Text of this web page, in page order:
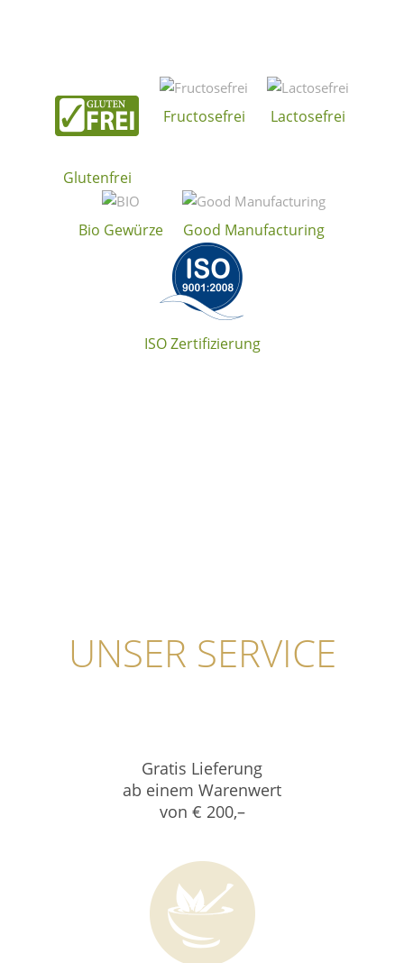
Glutenfrei
Fructosefrei Lactosefrei
Bio Gewürze Good Manufacturing
ISO Zertifizierung
UNSER SERVICE
Gratis Lieferung
ab einem Warenwert
von € 200,–